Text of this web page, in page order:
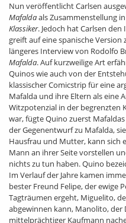
Nun veröffentlicht Carlsen
Mafaldaals Zusammenstellung
Klassiker. Jedoch hat Carlsen
greift auf eine spanische Version
längeres Interview von Rodolfo
Mafalda. Auf kurzweilige Art
Quinos wie auch von der
klassischer Comicstrip für eine
Mafalda und ihre Eltern als eine
Witzpotenzial in der begrenzten
war, fügte Quino zuerst
der Gegenentwurf zu Mafalda,
Hausfrau und Mutter, kann sich
Mann an ihrer Seite vorstellen
nichts zu tun haben. Quino
Im Verlauf der Jahre kamen
bester Freund Felipe, der ewige
Tagträumen ergeht, Miguelito,
abgewinnen kann, Manolito, der
mittelprächtiger Kaufmann